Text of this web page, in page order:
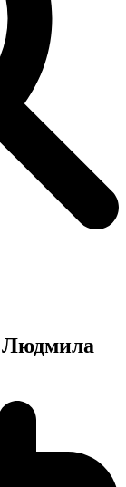
Людмила